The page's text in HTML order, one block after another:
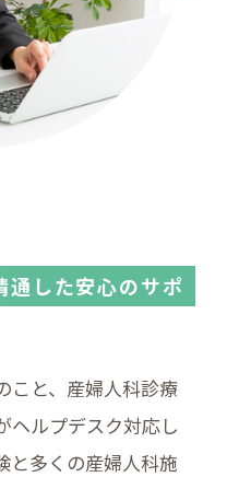
通した安心のサポ
こと、産婦人科診療
ヘルプデスク対応し
と多くの産婦人科施